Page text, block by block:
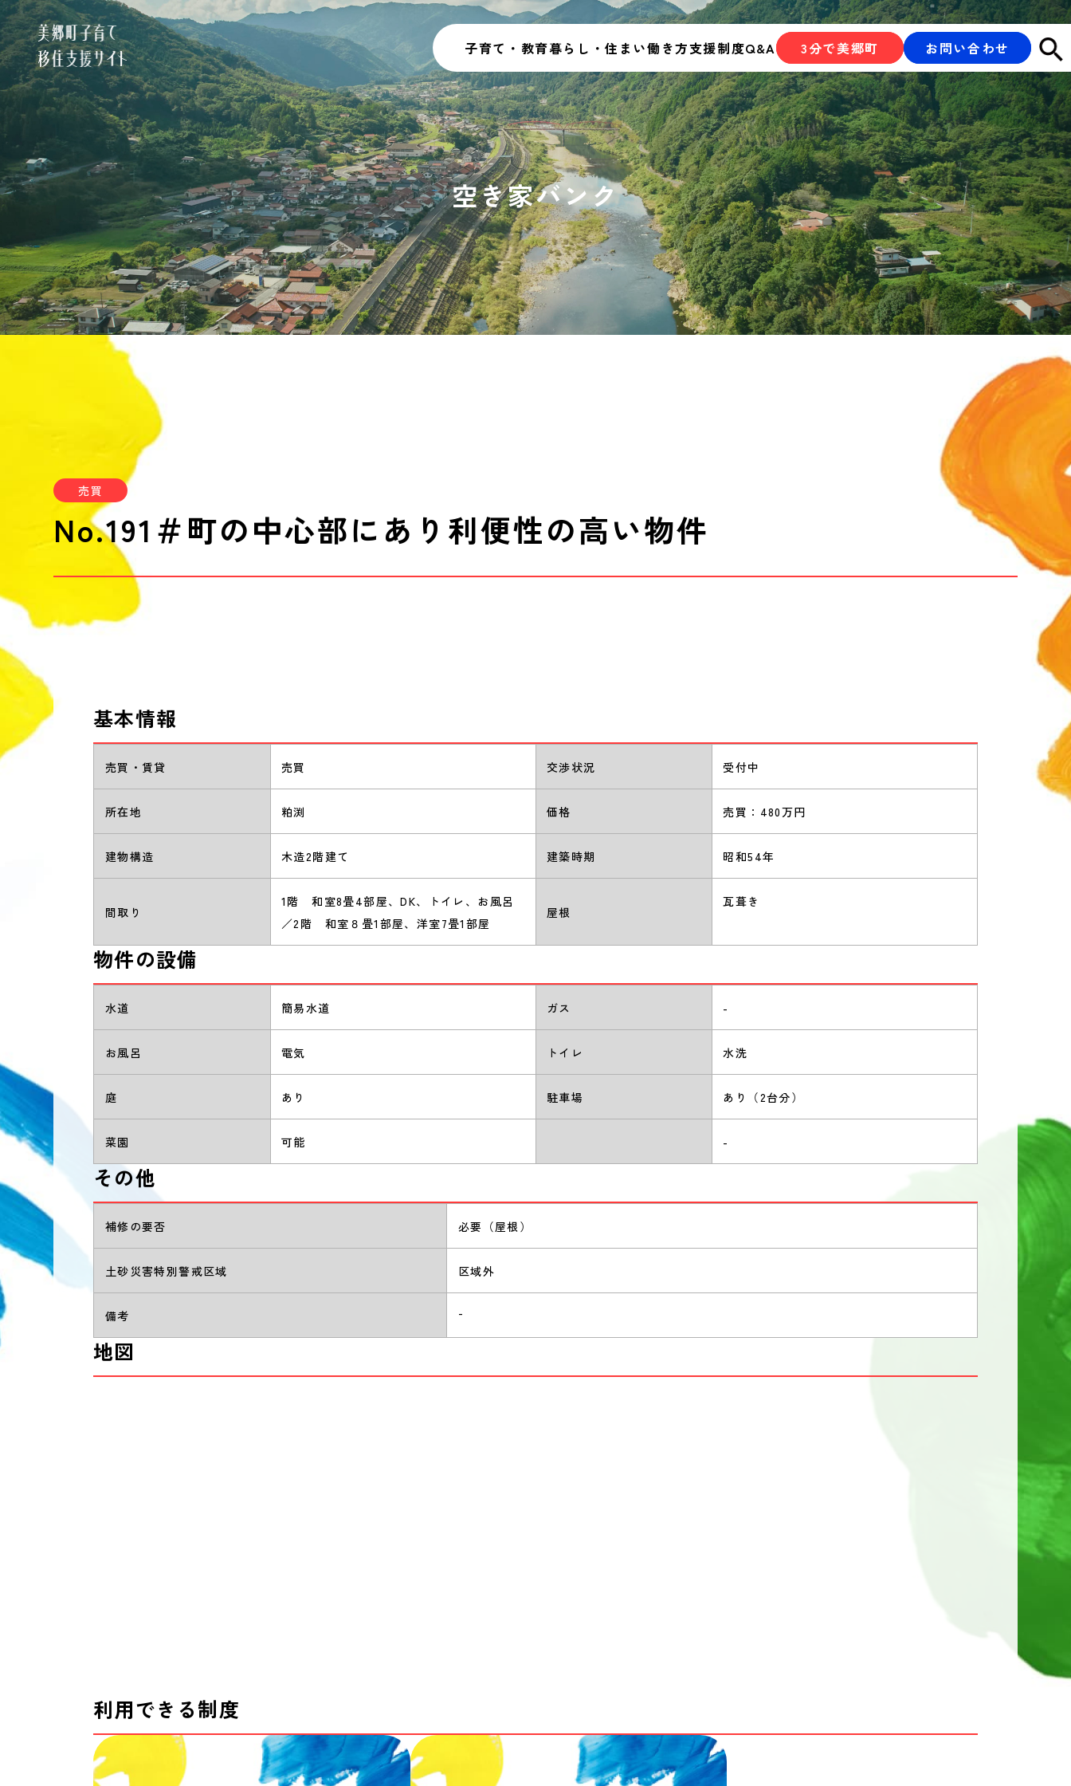
子育て・教育暮らし・住まい働き方支援制度Q&A 3分で美郷町 お問い合わせ
空き家バンク
売買
No.191＃町の中心部にあり利便性の高い物件
基本情報
売買・賃貸 売買 交渉状況 受付中
所在地 粕渕 価格 売買：480万円
建物構造 木造2階建て 建築時期 昭和54年
間取り
1階 和室8畳4部屋、DK、トイレ、お風呂
／2階 和室８畳1部屋、洋室7畳1部屋
屋根
瓦葺き
物件の設備
水道 簡易水道 ガス -
お風呂 電気 トイレ 水洗
庭 あり 駐車場 あり（2台分）
菜園 可能 -
その他
補修の要否 必要（屋根）
土砂災害特別警戒区域 区域外
備考 -
地図
利用できる制度